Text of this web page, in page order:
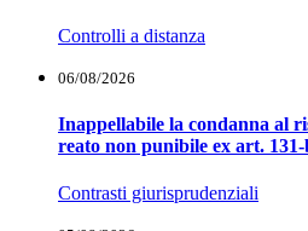
Controlli a distanza
06/08/2026
Inappellabile la condanna al
reato non punibile ex art. 131-
Contrasti giurisprudenziali